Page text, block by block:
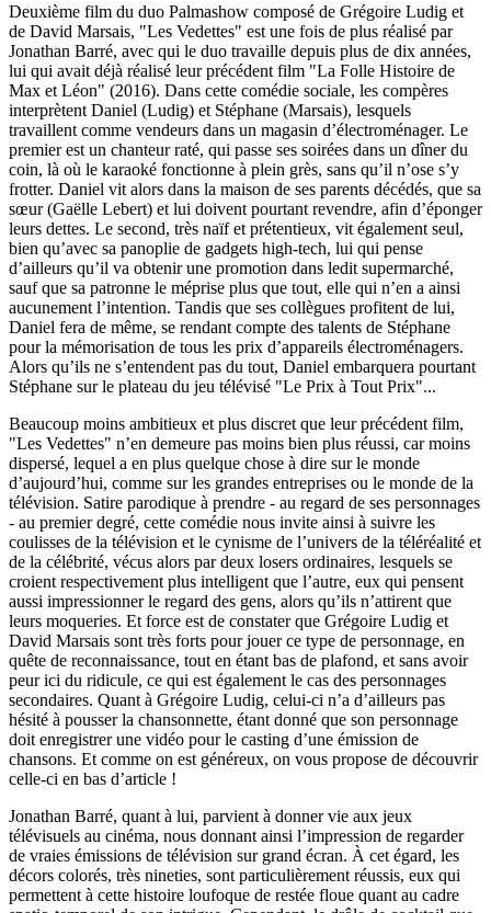
Deuxième film du duo Palmashow composé de Grégoire Ludig et
de David Marsais, "Les Vedettes" est une fois de plus réalisé par
Jonathan Barré, avec qui le duo travaille depuis plus de dix années,
lui qui avait déjà réalisé leur précédent film "La Folle Histoire de
Max et Léon" (2016). Dans cette comédie sociale, les compères
interprètent Daniel (Ludig) et Stéphane (Marsais), lesquels
travaillent comme vendeurs dans un magasin d’électroménager. Le
premier est un chanteur raté, qui passe ses soirées dans un dîner du
coin, là où le karaoké fonctionne à plein grès, sans qu’il n’ose s’y
frotter. Daniel vit alors dans la maison de ses parents décédés, que sa
sœur (Gaëlle Lebert) et lui doivent pourtant revendre, afin d’éponger
leurs dettes. Le second, très naïf et prétentieux, vit également seul,
bien qu’avec sa panoplie de gadgets high-tech, lui qui pense
d’ailleurs qu’il va obtenir une promotion dans ledit supermarché,
sauf que sa patronne le méprise plus que tout, elle qui n’en a ainsi
aucunement l’intention. Tandis que ses collègues profitent de lui,
Daniel fera de même, se rendant compte des talents de Stéphane
pour la mémorisation de tous les prix d’appareils électroménagers.
Alors qu’ils ne s’entendent pas du tout, Daniel embarquera pourtant
Stéphane sur le plateau du jeu télévisé "Le Prix à Tout Prix"...
Beaucoup moins ambitieux et plus discret que leur précédent film,
"Les Vedettes" n’en demeure pas moins bien plus réussi, car moins
dispersé, lequel a en plus quelque chose à dire sur le monde
d’aujourd’hui, comme sur les grandes entreprises ou le monde de la
télévision. Satire parodique à prendre - au regard de ses personnages
- au premier degré, cette comédie nous invite ainsi à suivre les
coulisses de la télévision et le cynisme de l’univers de la téléréalité et
de la célébrité, vécus alors par deux losers ordinaires, lesquels se
croient respectivement plus intelligent que l’autre, eux qui pensent
aussi impressionner le regard des gens, alors qu’ils n’attirent que
leurs moqueries. Et force est de constater que Grégoire Ludig et
David Marsais sont très forts pour jouer ce type de personnage, en
quête de reconnaissance, tout en étant bas de plafond, et sans avoir
peur ici du ridicule, ce qui est également le cas des personnages
secondaires. Quant à Grégoire Ludig, celui-ci n’a d’ailleurs pas
hésité à pousser la chansonnette, étant donné que son personnage
doit enregistrer une vidéo pour le casting d’une émission de
chansons. Et comme on est généreux, on vous propose de découvrir
celle-ci en bas d’article !
Jonathan Barré, quant à lui, parvient à donner vie aux jeux
télévisuels au cinéma, nous donnant ainsi l’impression de regarder
de vraies émissions de télévision sur grand écran. À cet égard, les
décors colorés, très nineties, sont particulièrement réussis, eux qui
permettent à cette histoire loufoque de restée floue quant au cadre